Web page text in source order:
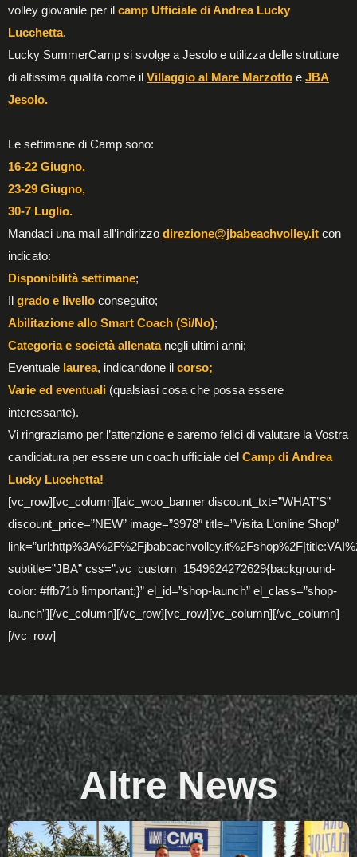
volley giovanile per il camp Ufficiale di Andrea Lucky
Lucchetta.
Lucky SummerCamp si svolge a Jesolo e utilizza delle strutture
di altissima qualità come il Villaggio al Mare Marzotto e JBA
Jesolo.
Le settimane di Camp sono:
16-22 Giugno,
23-29 Giugno,
30-7 Luglio.
Mandaci una mail all’indirizzo direzione@jbabeachvolley.it con
indicato:
Disponibilità settimane;
Il grado e livello conseguito;
Abilitazione allo Smart Coach (Si/No);
Categoria e società allenatanegli ultimi anni;
Eventuale laurea, indicandone il corso;
Varie ed eventuali (qualsiasi cosa che possa essere
interessante).
Vi ringraziamo per l’attenzione e saremo felici di valutare la Vostra
candidatura per essere un coach ufficiale del Camp di Andrea
Lucky Lucchetta!
[vc_row][vc_column][alc_woo_banner discount_txt=”WHAT’S”
discount_price=”NEW” image=”3978″ title=”Visita L’online Shop”
subtitle=”JBA” css=”.vc_custom_1549624272629{background-
color: #ffb71b !important;}” el_id=”shop-launch” el_class=”shop-
launch”][/vc_column][/vc_row][vc_row][vc_column][/vc_column]
[/vc_row]
Altre News